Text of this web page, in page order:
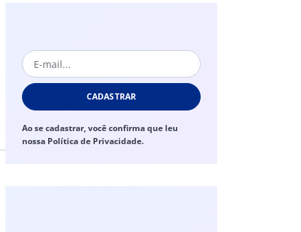
CADASTRAR
Ao se cadastrar, você confirma que leu
nossa Política de Privacidade.